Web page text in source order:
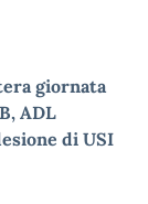
giornata
ADL
di USI